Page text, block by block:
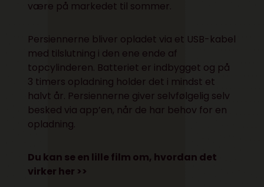
være på markedet til sommer.
Persiennerne bliver opladet via et USB-kabel
med tilslutning i den ene ende af
topcylinderen. Batteriet er indbygget og på
3 timers opladning holder det i mindst et
halvt år. Persiennerne giver selvfølgelig selv
besked via app’en, når de har behov for en
opladning.
Du kan se en lille film om, hvordan det
virker her >>